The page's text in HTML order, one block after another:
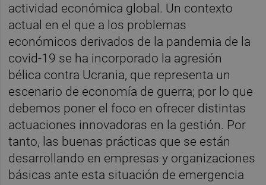
actividad económica global. Un contexto
actual en el que a los problemas
económicos derivados de la pandemia de la
covid-19 se ha incorporado la agresión
bélica contra Ucrania, que representa un
escenario de economía de guerra; por lo que
debemos poner el foco en ofrecer distintas
actuaciones innovadoras en la gestión. Por
tanto, las buenas prácticas que se están
desarrollando en empresas y organizaciones
básicas ante esta situación de emergencia